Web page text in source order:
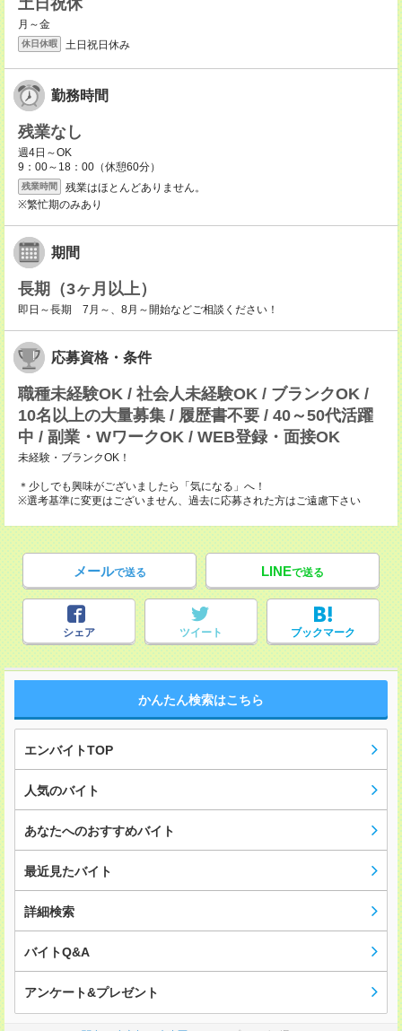
土日祝休
月～金
休日休暇 土日祝日休み
勤務時間
残業なし
週4日～OK
9：00～18：00（休憩60分）
残業時間
残業はほとんどありません。
※繁忙期のみあり
期間
長期（3ヶ月以上）
即日～長期 7月～、8月～開始などご相談ください！
応募資格・条件
職種未経験OK / 社会人未経験OK / ブランクOK /
10名以上の大量募集 / 履歴書不要 / 40～50代活躍
中 / 副業・WワークOK / WEB登録・面接OK
未経験・ブランクOK！
＊少しでも興味がございましたら「気になる」へ！
※選考基準に変更はございません、過去に応募された方はご遠慮下さい
メールで送る LINEで送る
シェア ツイート ブックマーク
かんたん検索はこちら
エンバイトTOP
人気のバイト
あなたへのおすすめバイト
最近見たバイト
詳細検索
バイトQ&A
アンケート&プレゼント